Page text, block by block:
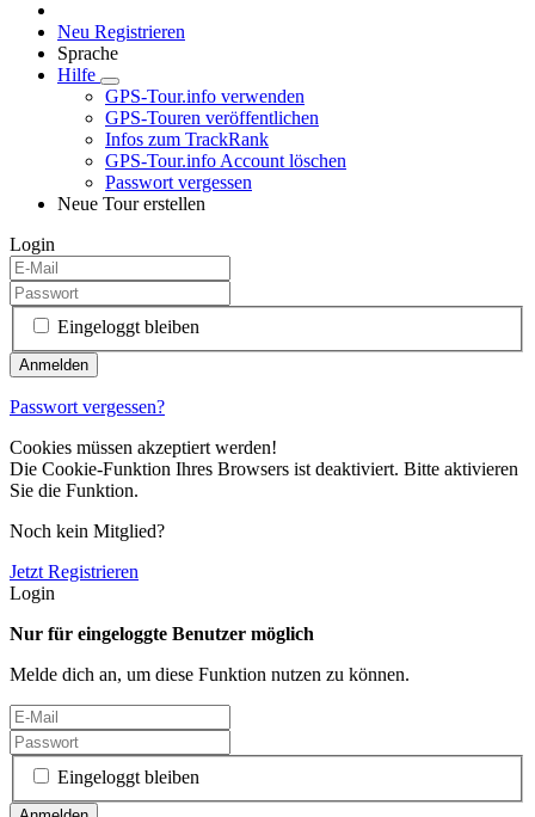
Neu Registrieren
Sprache
Hilfe
GPS-Tour.info verwenden
GPS-Touren veröffentlichen
Infos zum TrackRank
GPS-Tour.info Account löschen
Passwort vergessen
Neue Tour erstellen
Login
Eingeloggt bleiben
Passwort vergessen?
Cookies müssen akzeptiert werden!
Die Cookie-Funktion Ihres Browsers ist deaktiviert. Bitte aktivieren
Sie die Funktion.
Noch kein Mitglied?
Jetzt Registrieren
Login
Nur für eingeloggte Benutzer möglich
Melde dich an, um diese Funktion nutzen zu können.
Eingeloggt bleiben